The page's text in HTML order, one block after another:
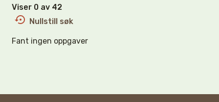
Viser 0 av 42
Nullstill søk
Fant ingen oppgaver